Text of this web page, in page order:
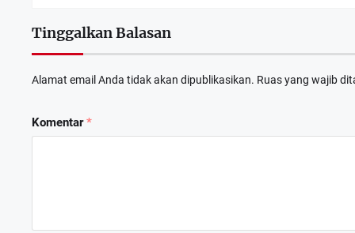
Tinggalkan Balasan
Alamat email Anda tidak akan dipublikasikan. Ruas yang wajib
Komentar*
Dewan